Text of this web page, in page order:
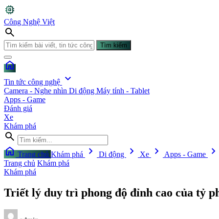
memory
Công Nghệ Việt
search
Tìm kiếm
home
Tin tức công nghệ expand_more
Camera - Nghe nhìn Di động Máy tính - Tablet
Apps - Game
Đánh giá
Xe
Khám phá
search
home Trang chủ Khám phá chevron_right Di động chevron_right Xe chevron_right Apps - Game chevron_right
Trang chủ Khám phá
Khám phá
Triết lý duy trì phong độ đỉnh cao của tỷ